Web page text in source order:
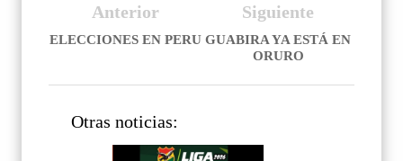
Siguiente
GUABIRA YA ESTÁ EN
ORURO
Anterior
ELECCIONES EN PERU
Otras noticias: